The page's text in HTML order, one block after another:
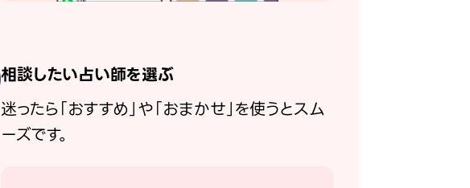
相談したい占い師を選ぶ
迷ったら「おすすめ」や「おまかせ」を使うとスム
ーズです。